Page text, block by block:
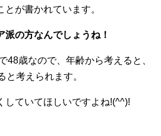
が書かれています。
の方なんでしょうね！
48歳なので、年齢から考えると、
と考えられます。
していてほしいですよね!(^^)!